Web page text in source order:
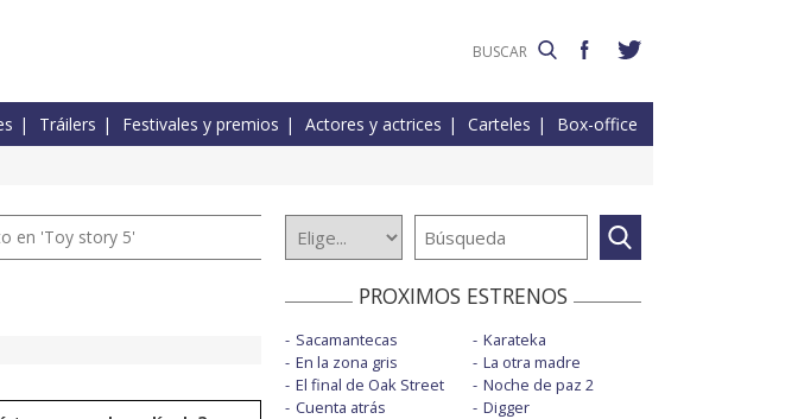
Tráilers Festivales y premios Actores y actrices Carteles Box-office
en 'Toy story 5'
PROXIMOS ESTRENOS
Sacamantecas
En la zona gris
El final de Oak Street
Cuenta atrás
Karateka
La otra madre
Noche de paz 2
Digger